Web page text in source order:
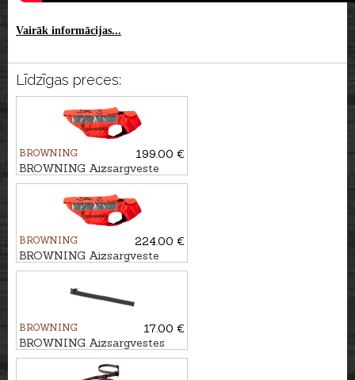
Vairāk informācijas...
Līdzīgas preces:
BROWNING
199.00 €
BROWNING Aizsargveste
sunim PROTECT ONE, 70cm
BROWNING
224.00 €
BROWNING Aizsargveste
sunim PROTECT ONE, 80cm
BROWNING
17.00 €
BROWNING Aizsargvestes
papildus rāvējslēdzēja
sistēma, 60-65cm